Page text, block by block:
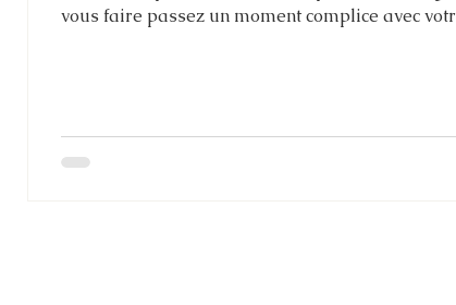
vous faire passez un moment complice avec